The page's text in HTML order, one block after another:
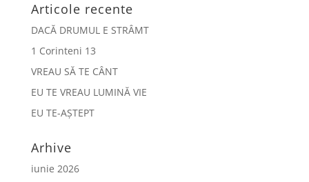
Articole recente
DACĂ DRUMUL E STRÂMT
1 Corinteni 13
VREAU SĂ TE CÂNT
EU TE VREAU LUMINĂ VIE
EU TE-AȘTEPT
Arhive
iunie 2026